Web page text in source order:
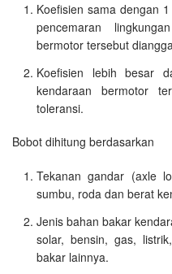
Koefisien sama dengan
pencemaran
bermotor tersebut
Koefisien lebih besar
kendaraan bermotor
toleransi.
Bobot dihitung berdasarkan
Tekanan gandar (axle
sumbu, roda dan berat
Jenis bahan bakar
solar, bensin, gas,
bakar lainnya.